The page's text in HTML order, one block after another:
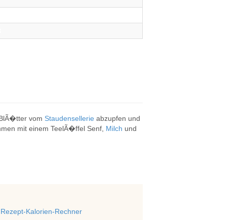
vom Staudensellerie abzupfen und
mit einem TeelÃ�ffel Senf, Milch und
Rezept-Kalorien-Rechner